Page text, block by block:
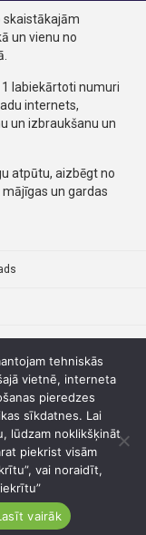
skaistākajām
un vienu no
labiekārtoti numuri
internets,
un izbraukšanu un
atpūtu, aizbēgt no
un gardas
tehniskās
vietnē, interneta
pieredzes
sīkdatnes. Lai
lūdzam noklikšķināt
piekrist visām
vai noraidīt,
vairāk